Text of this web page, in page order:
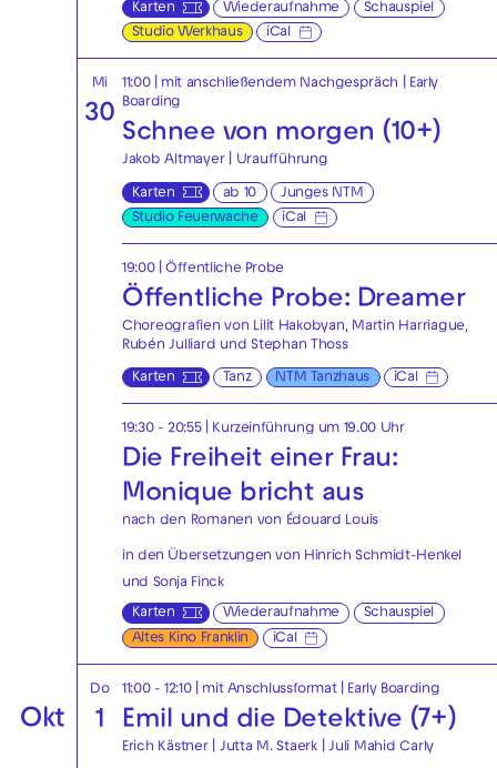
Karten Wiederaufnahme
Schauspiel
Studio Werkhaus
iCal
Mi
30
11:00 | mit anschließendem Nachgespräch | Early
Boarding
Schnee von morgen (10+)
Jakob Altmayer | Uraufführung
Karten ab 10
Junges NTM
Studio Feuerwache
iCal
19:00|Öffentliche Probe
Öffentliche Probe: Dreamer
Choreografien von Lilit Hakobyan, Martin Harriague,
Rubén Julliard und Stephan Thoss
Karten Tanz NTM Tanzhaus iCal
19:30 - 20:55 | Kurzeinführung um 19.00 Uhr
Die Freiheit einer Frau:
Monique bricht aus
nach den Romanen von Édouard Louis
in den Übersetzungen von Hinrich Schmidt-Henkel
und Sonja Finck
Karten Wiederaufnahme
Schauspiel
Altes Kino Franklin
iCal
Okt
Do
1
11:00 - 12:10 | mit Anschlussformat| Early Boarding
Emil und die Detektive (7+)
Erich Kästner | Jutta M. Staerk | Juli Mahid Carly